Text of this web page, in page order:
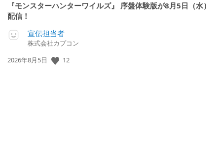
『モンスターハンターワイルズ』 序盤体験版が8月5日（水）
配信！
宣伝担当者
株式会社カプコン
公
2026年8月5日 12